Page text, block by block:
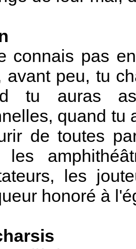
connais pas
avant peu, tu
tu auras
quand tu
de toutes
les
les
honoré à